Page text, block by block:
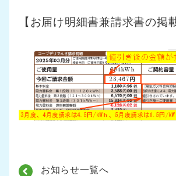
【お届け明細書兼請求書の掲
お知らせ一覧へ